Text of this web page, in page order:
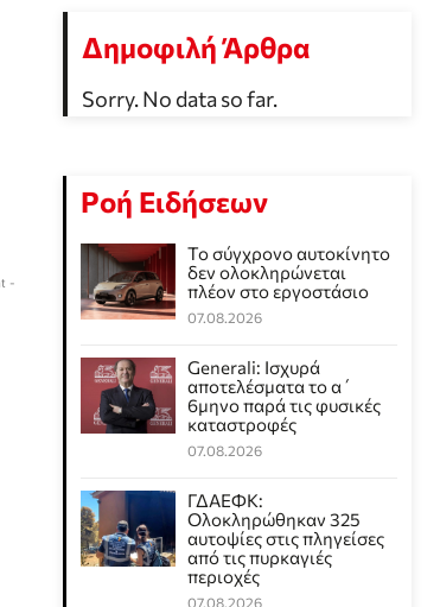
-
Δημοφιλή Άρθρα
Sorry. No data so far.
Ροή Ειδήσεων
Το σύγχρονο αυτοκίνητο
δεν ολοκληρώνεται
πλέον στο εργοστάσιο
07.08.2026
Generali: Ισχυρά
αποτελέσματα το α΄
6μηνο παρά τις φυσικές
καταστροφές
07.08.2026
ΓΔΑΕΦΚ:
Ολοκληρώθηκαν 325
αυτοψίες στις πληγείσες
από τις πυρκαγιές
περιοχές
07.08.2026